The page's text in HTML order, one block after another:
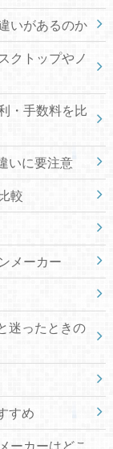
いがあるのか
クトップやノ
・手数料を比
いに要注意
較
メーカー
迷ったときの
すめ
ーカーはどこ